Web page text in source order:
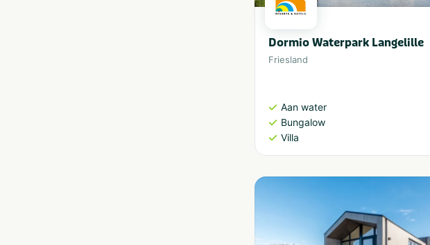
Dormio Waterpark Langelille
Friesland
Aan water
Bungalow
Villa